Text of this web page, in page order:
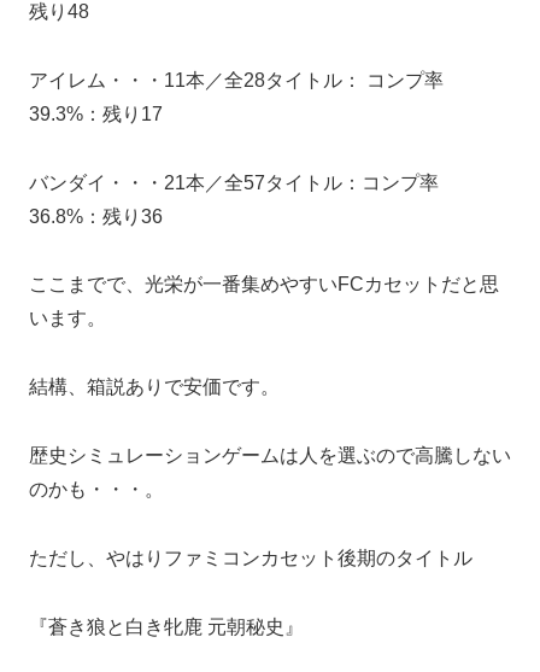
残り48
アイレム・・・11本／全28タイトル： コンプ率
39.3%：残り17
バンダイ・・・21本／全57タイトル：コンプ率
36.8%：残り36
ここまでで、光栄が一番集めやすいFCカセットだと思
います。
結構、箱説ありで安価です。
歴史シミュレーションゲームは人を選ぶので高騰しない
のかも・・・。
ただし、やはりファミコンカセット後期のタイトル
『蒼き狼と白き牝鹿 元朝秘史』